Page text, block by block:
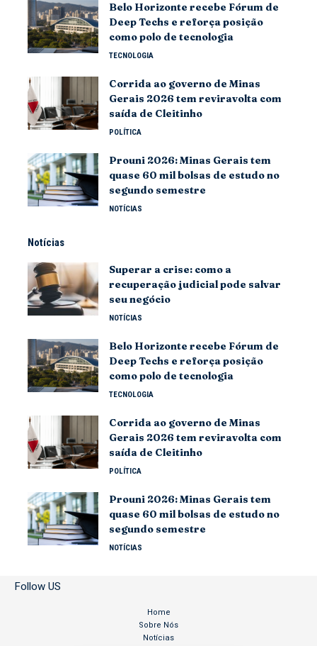
Belo Horizonte recebe Fórum de
Deep Techs e reforça posição
como polo de tecnologia
TECNOLOGIA
Corrida ao governo de Minas
Gerais 2026 tem reviravolta com
saída de Cleitinho
POLÍTICA
Prouni 2026: Minas Gerais tem
quase 60 mil bolsas de estudo no
segundo semestre
NOTÍCIAS
Notícias
Superar a crise: como a
recuperação judicial pode salvar
seu negócio
NOTÍCIAS
Belo Horizonte recebe Fórum de
Deep Techs e reforça posição
como polo de tecnologia
TECNOLOGIA
Corrida ao governo de Minas
Gerais 2026 tem reviravolta com
saída de Cleitinho
POLÍTICA
Prouni 2026: Minas Gerais tem
quase 60 mil bolsas de estudo no
segundo semestre
NOTÍCIAS
Follow US
Home
Sobre Nós
Notícias